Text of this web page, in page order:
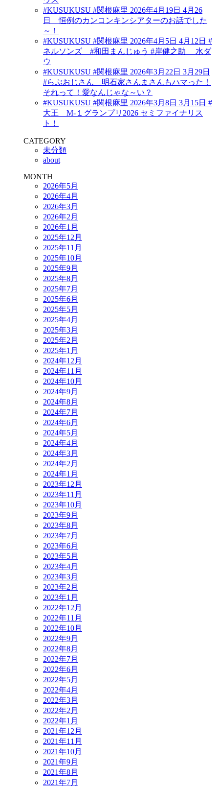
#KUSUKUSU #関根麻里 2026年4月19日 4月26
日 恒例のカンコンキンシアターのお話でした
～！
#KUSUKUSU #関根麻里 2026年4月5日 4月12日 #
ネルソンズ #和田まんじゅう #岸健之助 水ダ
ウ
#KUSUKUSU #関根麻里 2026年3月22日 3月29日
#らぶおじさん 明石家さんまさんもハマった！
それって！愛なんじゃな～い？
#KUSUKUSU #関根麻里 2026年3月8日 3月15日 #
大王 M-１グランプリ2026 セミファイナリス
ト！
CATEGORY
未分類
about
MONTH
2026年5月
2026年4月
2026年3月
2026年2月
2026年1月
2025年12月
2025年11月
2025年10月
2025年9月
2025年8月
2025年7月
2025年6月
2025年5月
2025年4月
2025年3月
2025年2月
2025年1月
2024年12月
2024年11月
2024年10月
2024年9月
2024年8月
2024年7月
2024年6月
2024年5月
2024年4月
2024年3月
2024年2月
2024年1月
2023年12月
2023年11月
2023年10月
2023年9月
2023年8月
2023年7月
2023年6月
2023年5月
2023年4月
2023年3月
2023年2月
2023年1月
2022年12月
2022年11月
2022年10月
2022年9月
2022年8月
2022年7月
2022年6月
2022年5月
2022年4月
2022年3月
2022年2月
2022年1月
2021年12月
2021年11月
2021年10月
2021年9月
2021年8月
2021年7月